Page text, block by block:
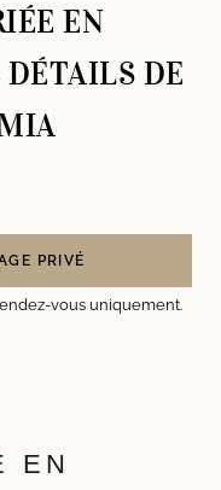
EN
DE
PRIVÉ
vous uniquement.
EN